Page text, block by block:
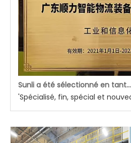
Sunli a été sélectionné en tant que nouvelle entreprise spéciale nationale 'Little Giant'
'Spécialisé, fin, spécial et